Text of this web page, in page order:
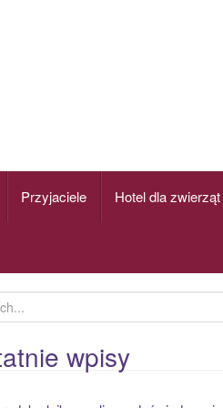
Przyjaciele Hotel dla zwierząt
wpisy